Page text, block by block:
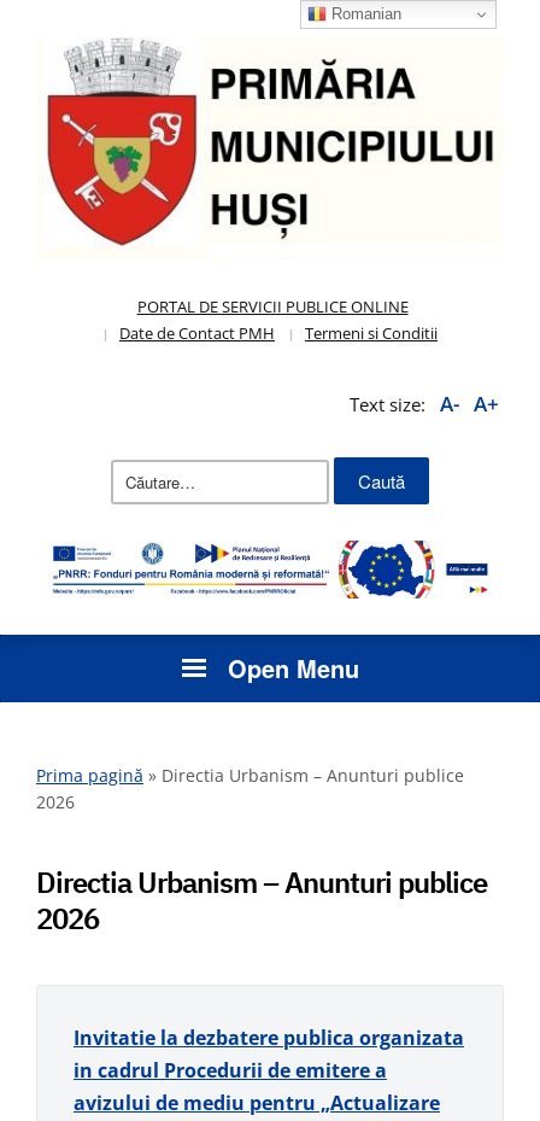
PORTAL DE SERVICII PUBLICE ONLINE
Date de Contact PMH
Termeni si Conditii
Text size: A- A+
Caută
Open Menu
Prima pagină » Directia Urbanism – Anunturi publice
2026
Directia Urbanism – Anunturi publice
2026
Invitatie la dezbatere publica organizata
in cadrul Procedurii de emitere a
avizului de mediu pentru „Actualizare
Romanian